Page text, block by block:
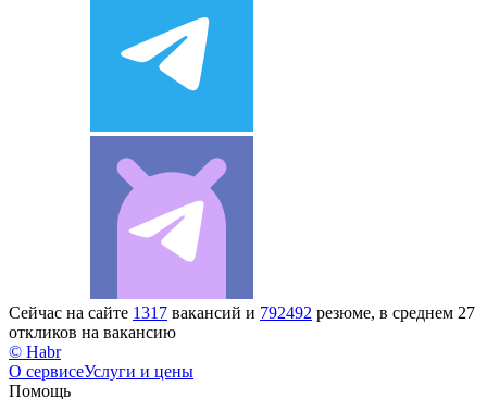
Сейчас на сайте 1317 вакансий и 792492 резюме, в среднем 27
откликов на вакансию
© Habr
О сервисеУслуги и цены
Помощь